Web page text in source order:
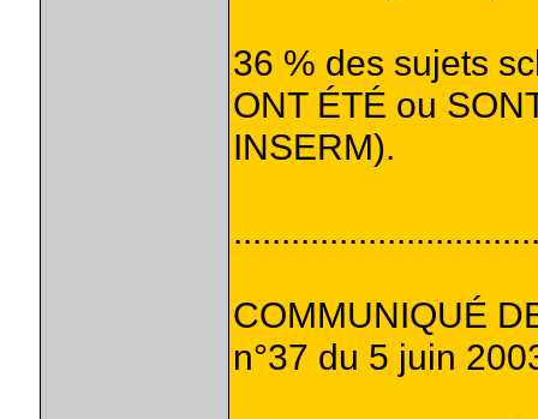
36 % des sujets
ONT ÉTÉ ou
INSERM).
COMMUNIQUÉ
n°37 du 5 juin